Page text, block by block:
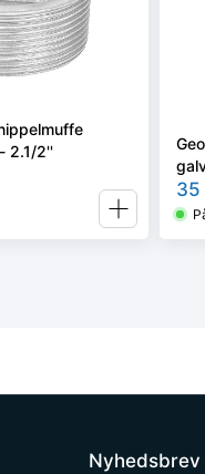
2.1/2''
35
Nyhedsbrev